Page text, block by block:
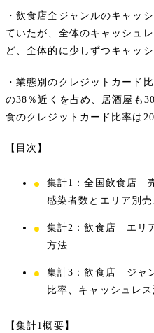
・飲食店全ジャンルのキャッ
ていたが、全体のキャッシュ
ど、全体的に少しずつキャッ
・業態別のクレジットカード
の38％近くを占め、居酒屋も
食のクレジットカード比率は
【目次】
集計1：全国飲食店
感染者数とエリア別
集計2：飲食店 エリ
方法
集計3：飲食店 ジャ
比率、キャッシュレス
【集計1概要】